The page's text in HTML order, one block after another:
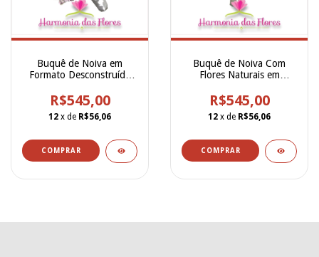
Buquê de Noiva em
Formato Desconstruído
Branco - BN00223
R$545,00
12 x de R$56,06
Buquê de Noiva Com
Flores Naturais em
Desconstruído de Rosas,
Cravos e Folhas Secas -
BN00019
R$545,00
12 x de R$56,06